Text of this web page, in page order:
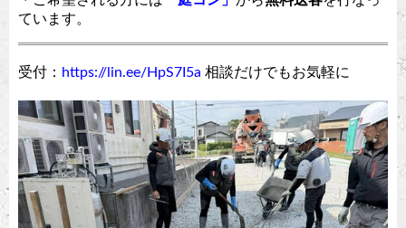
ています。
受付： https://lin.ee/HpS7I5a 相談だけでもお気軽に